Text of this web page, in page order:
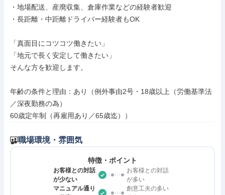
・地場配送、産廃収集、倉庫作業などの経験者歓迎
・長距離・中距離ドライバー経験者もOK
「真面目にコツコツ働きたい」
「地元で長く安定して働きたい」
そんな方を歓迎します。
年齢の条件と理由：あり（例外事由2号・18歳以上（労働基準法
／深夜勤務の為）
60歳定年制（再雇用あり／65歳迄））
職場環境・雰囲気
特徴・ポイント
お客様との対話
が少ない
お客様との対話
が多い
マニュアル通り
創意工夫の多い